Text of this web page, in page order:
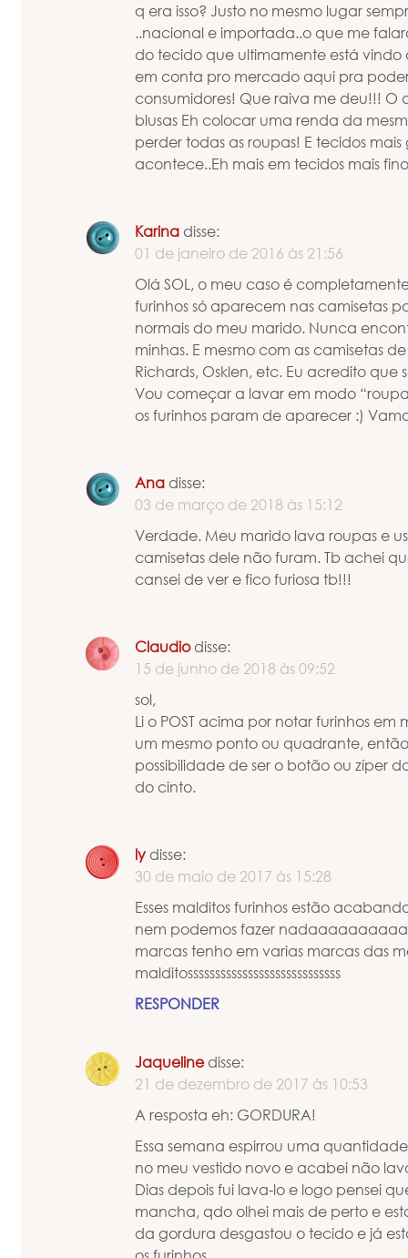
q era isso? Justo no mesmo lugar
..nacional e importada..o que me
do tecido que ultimamente está
em conta pro mercado aqui pra
consumidores! Que raiva me deu!!! O
blusas Eh colocar uma renda da
perder todas as roupas! E tecidos mais
acontece..Eh mais em tecidos mais
Karina disse:
01 de janeiro de 2016 às 21:56
Olá SOL, o meu caso é
furinhos só aparecem nas camisetas
normais do meu marido. Nunca
minhas. E mesmo com as camisetas
Richards, Osklen, etc. Eu acredito
Vou começar a lavar em modo
os furinhos param de aparecer :)
Ana disse:
03 de março de 2018 às 15:12
Verdade. Meu marido lava roupas e
camisetas dele não furam. Tb achei
cansei de ver e fico furiosa tb!!!
Claudiodisse:
15 de junho de 2018 às 09:52
sol,
Li o POST acima por notar furinhos
um mesmo ponto ou quadrante,
possibilidade de ser o botão ou zíper
do cinto.
ly disse:
30 de maio de 2017 às 15:28
Esses malditos furinhos estão
nem podemos fazer
marcas tenho em varias marcas das
malditossssssssssssssssssssssssssss
RESPONDER
Jaquelinedisse:
21 de dezembro de 2017 às 10:53
A resposta eh: GORDURA!
Essa semana espirrou uma
no meu vestido novo e acabei não
Dias depois fui lava-lo e logo pensei
mancha, qdo olhei mais de perto e
da gordura desgastou o tecido e já